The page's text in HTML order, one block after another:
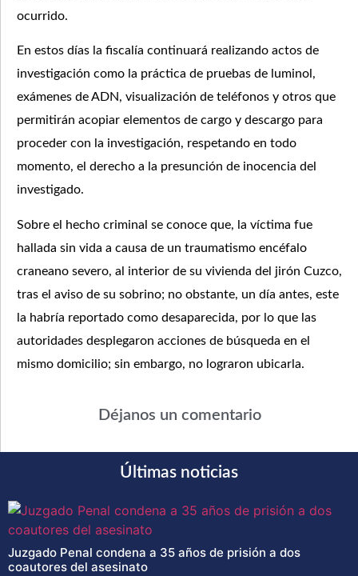
ocurrido.
En estos días la fiscalía continuará realizando actos de
investigación como la práctica de pruebas de luminol,
exámenes de ADN, visualización de teléfonos y otros que
permitirán acopiar elementos de cargo y descargo para
proceder con la investigación, respetando en todo
momento, el derecho a la presunción de inocencia del
investigado.
Sobre el hecho criminal se conoce que, la víctima fue
hallada sin vida a causa de un traumatismo encéfalo
craneano severo, al interior de su vivienda del jirón Cuzco,
tras el aviso de su sobrino; no obstante, un día antes, este
la habría reportado como desaparecida, por lo que las
autoridades desplegaron acciones de búsqueda en el
mismo domicilio; sin embargo, no lograron ubicarla.
Déjanos un comentario
Últimas noticias
Juzgado Penal condena a 35 años de prisión a dos
coautores del asesinato